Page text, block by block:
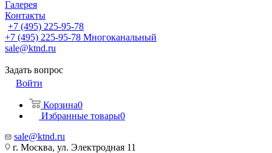
Галерея
Контакты
+7 (495) 225-95-78
+7 (495) 225-95-78 Многоканальный
sale@ktnd.ru
Задать вопрос
Войти
Корзина0
Избранные товары0
sale@ktnd.ru
г. Москва, ул. Электродная 11